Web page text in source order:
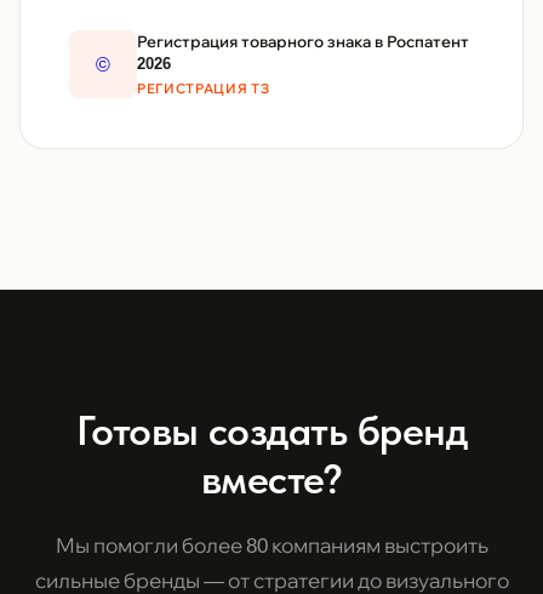
©️
Регистрация товарного знака в Роспатент
2026
РЕГИСТРАЦИЯ ТЗ
Готовы создать бренд
вместе?
Мы помогли более 80 компаниям выстроить
сильные бренды — от стратегии до визуального